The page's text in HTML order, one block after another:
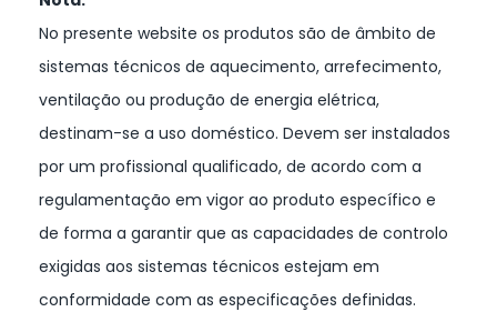
No presente website os produtos são de âmbito de
sistemas técnicos de aquecimento, arrefecimento,
ventilação ou produção de energia elétrica,
destinam-se a uso doméstico. Devem ser instalados
por um profissional qualificado, de acordo com a
regulamentação em vigor ao produto específico e
de forma a garantir que as capacidades de controlo
exigidas aos sistemas técnicos estejam em
conformidade com as especificações definidas.